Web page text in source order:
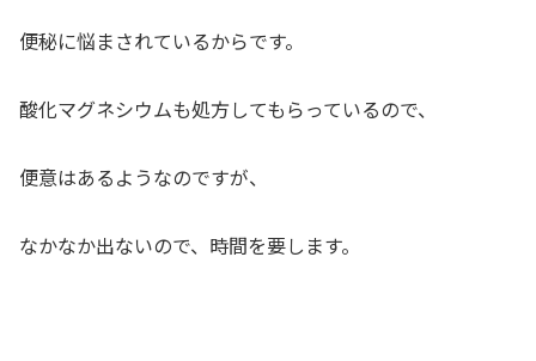
便秘に悩まされているからです。
酸化マグネシウムも処方してもらっているので、
便意はあるようなのですが、
なかなか出ないので、時間を要します。